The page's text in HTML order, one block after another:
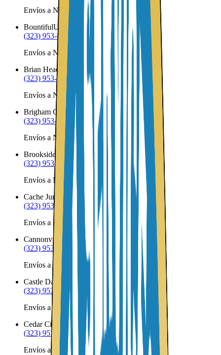
Envíos a Nicaragua desde Boulder
BountifulUT
(323) 953-8100
Envíos a Nicaragua desde Bountiful
Brian Head
UT
(323) 953-8100
Envíos a Nicaragua desde Brian Head
Brigham City UT
(323) 953-8100
Envíos a Nicaragua desde Brigham City
Brookside UT
(323) 953-8100
Envíos a Nicaragua desde Brookside
Cache Junction
UT
(323) 953-8100
Envíos a Nicaragua desde Cache Junction
Cannonville UT
(323) 953-8100
Envíos a Nicaragua desde Cannonville
Castle Dale
UT
(323) 953-8100
Envíos a Nicaragua desde Castle Dale
Cedar City
(323) 953-8100
Envíos a Nicaragua desde Cedar City